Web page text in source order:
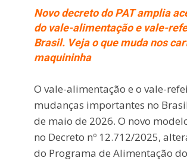
Novo decreto do PAT amplia
do vale-alimentação e vale-
Brasil. Veja o que muda nos
maquininha
O vale-alimentação e o vale-
mudanças importantes no
de maio de 2026. O novo
no Decreto nº 12.712/2025,
do Programa de Alimentação do